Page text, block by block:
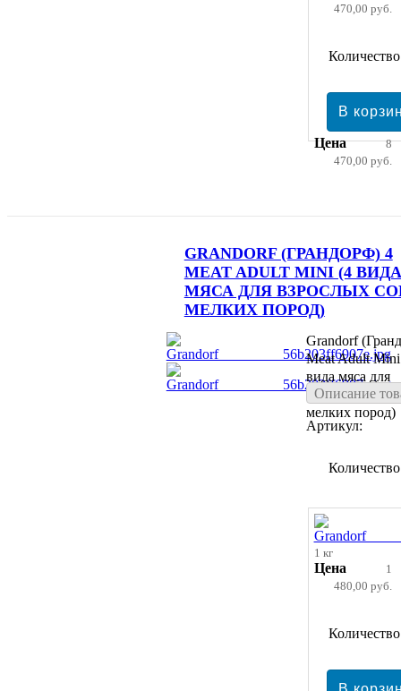
470,00 руб.
Цена
8
470,00 руб.
GRANDORF (ГРАНДОРФ) 4
MEAT ADULT MINI (4 ВИДА
МЯСА ДЛЯ ВЗРОСЛЫХ
МЕЛКИХ ПОРОД)
Grandorf
Meat Adult
вида мяса для
взрослых собак
мелких пород)
Описание
Артикул:
1 кг
Цена
1
480,00 руб.